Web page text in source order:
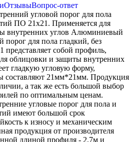
ОтзывыВопрос-ответ
угловой порог для пола
ПО 21х21. Применяется для
внутренних углов Алюминиевый
порог для пола гладкий, без
представляет собой профиль,
облицовки и защиты внутренних
гладкую угловую форму,
составляют 21мм*21мм. Продукция
а так же есть большой выбор
по оптимальным ценам.
угловые порог для пола и
имеют большой срок
к износу и механическим
продукция от производителя
длиной профиля - 2,7м и